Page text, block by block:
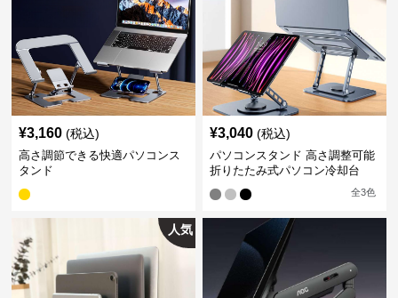
¥3,160 (税込)
高さ調節できる快適パソコンス
タンド
¥3,040 (税込)
パソコンスタンド 高さ調整可能
折りたたみ式パソコン冷却台
全3色
人気